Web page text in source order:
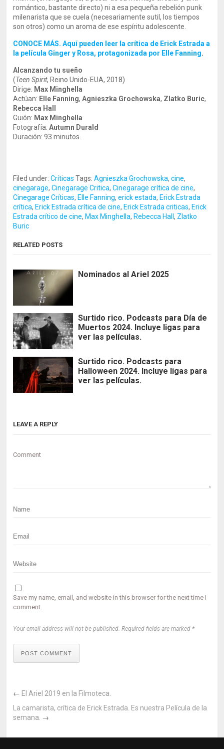
romántico, bastante directo) ni a esa pequeña rebelión punk
milenarista que se cuela (necesariamente sutil, los tiempos
son otros) como un aroma de ese espíritu adolescente.
CONOCE MÁS. Aquí pueden leer la crítica de Erick Estrada a
la película Ginger y Rosa, protagonizada por Elle Fanning.
Alcanzando tu sueño
(Teen Spirit, Reino Unido-EUA, 2018)
Dirige: Max Minghella
Actúan: Elle Fanning,Agnieszka Grochowska, Zlatko Buric,
Rebecca Hall
Guión: Max Minghella
Fotografía:Autumn Durald
Duración: 93 minutos.
Filed under:Críticas Tags:Agnieszka Grochowska,cine,
cinegarage,Cinegarage Critica,Cinegarage crítica de cine,
Cinegarage Críticas, Elle Fanning,erick estada, Erick Estrada
crítica, Erick Estrada crítica de cine, Erick Estrada criticas, Erick
Estrada crítico de cine, Max Minghella, Rebecca Hall, Zlatko
Buric
RELATED POSTS
Nominados al Ariel 2025
Surtido rico. Podcasts para Día de
Muertos 2024. Incluye ligas para
ver las películas.
Surtido rico. Podcasts para
Halloween 2024. Incluye ligas para
ver las películas.
LEAVE A REPLY
Comment
Save my name, email, and website in this browser for the next time I
comment.
Your email address will not be published. Required fields are marked *
POST COMMENT
← El Ariel 2019 en la Filmoteca.
La camarista, crítica de Erick Estrada. Es nuestra Película de la
semana. →